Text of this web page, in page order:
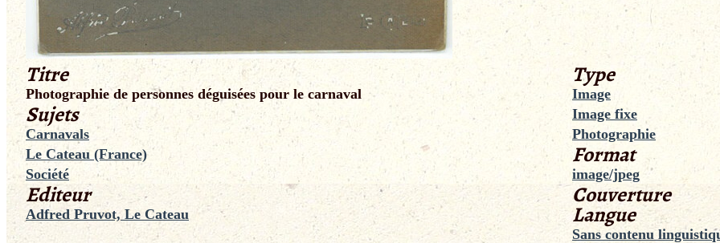
Titre
Photographie de personnes déguisées pour le carnaval
Sujets
Carnavals
Le Cateau (France)
Société
Editeur
Adfred Pruvot, Le Cateau
Type
Image
Image fixe
Photographie
Format
image/jpeg
Couverture
Langue
Sans contenu